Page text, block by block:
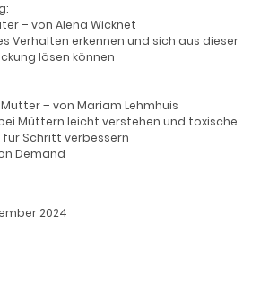
– von Alena Wicknet
Verhalten erkennen und sich aus dieser
lösen können
– von Mariam Lehmhuis
Müttern leicht verstehen und toxische
Schritt verbessern
Demand
2024